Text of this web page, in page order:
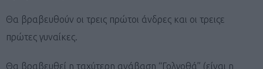
Θα βραβευθούν οι τρεις πρώτοι άνδρες και οι τρειςε
πρώτες γυναίκες.
Θα βραβευθεί η ταχύτερη ανάβαση “Γολγοθά” (είναι η